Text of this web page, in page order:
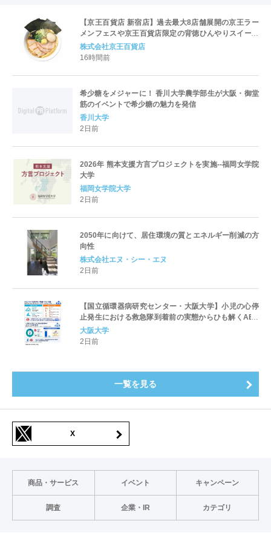
【京王百貨店 新宿店】過去最大8店舗展開の京王ラー
メンフェスや京王百貨店限定の背徳ひんやりスイーツ
など、実演グルメが充実 過去最長21日間、計90店舗
出店の 「大北海道展」
株式会社京王百貨店
16時間前
希少糖をメジャーに！ 香川大学農学部生が大阪・御堂
筋のイベントで希少糖の魅力を発信
香川大学
2日前
2026年 熊本支援方言プロジェクトを実施--福岡女学院
大学
福岡女学院大学
2日前
2050年に向けて、居住環境の質とエネルギー削減の方
向性
株式会社エヌ・シー・エヌ
2日前
【国立循環器病研究センター・大阪大学】小児の心停
止発生における救急隊到着前の実態からひも解くAED
パッド装着と良好な神経学的転帰との関連性
大阪大学
2日前
一覧を見る
X
商品・サービス イベント キャンペーン
調査 企業・IR カテゴリ